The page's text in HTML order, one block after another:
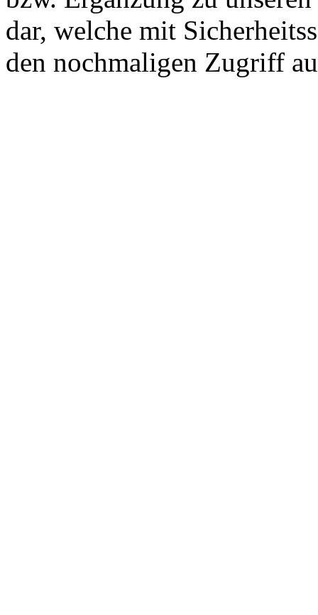
dar, welche mit
den nochmaligen Zugriff